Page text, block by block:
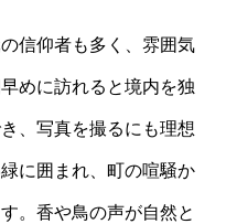
信仰者も多く、雰囲気
めに訪れると境内を独
、写真を撮るにも理想
に囲まれ、町の喧騒か
。香や鳥の声が自然と